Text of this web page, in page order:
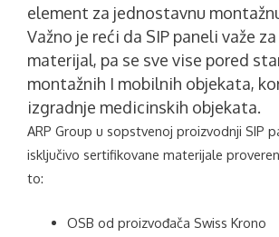
element za jednostavnu
Važno je reći da SIP paneli važe
materijal, pa se sve vise pored
montažnih I mobilnih objekata,
izgradnje medicinskih objekata.
ARP Group u sopstvenoj proizvodnji SIP
isključivo sertifikovane materijale
to:
OSB od proizvođača Swiss Krono